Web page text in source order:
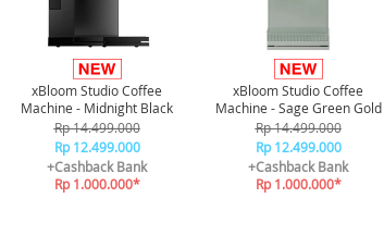
xBloom Studio Coffee
Machine - Midnight Black
Rp 14.499.000
Rp 12.499.000
+Cashback Bank
Rp 1.000.000*
xBloom Studio Coffee
Machine - Sage Green Gold
Rp 14.499.000
Rp 12.499.000
+Cashback Bank
Rp 1.000.000*